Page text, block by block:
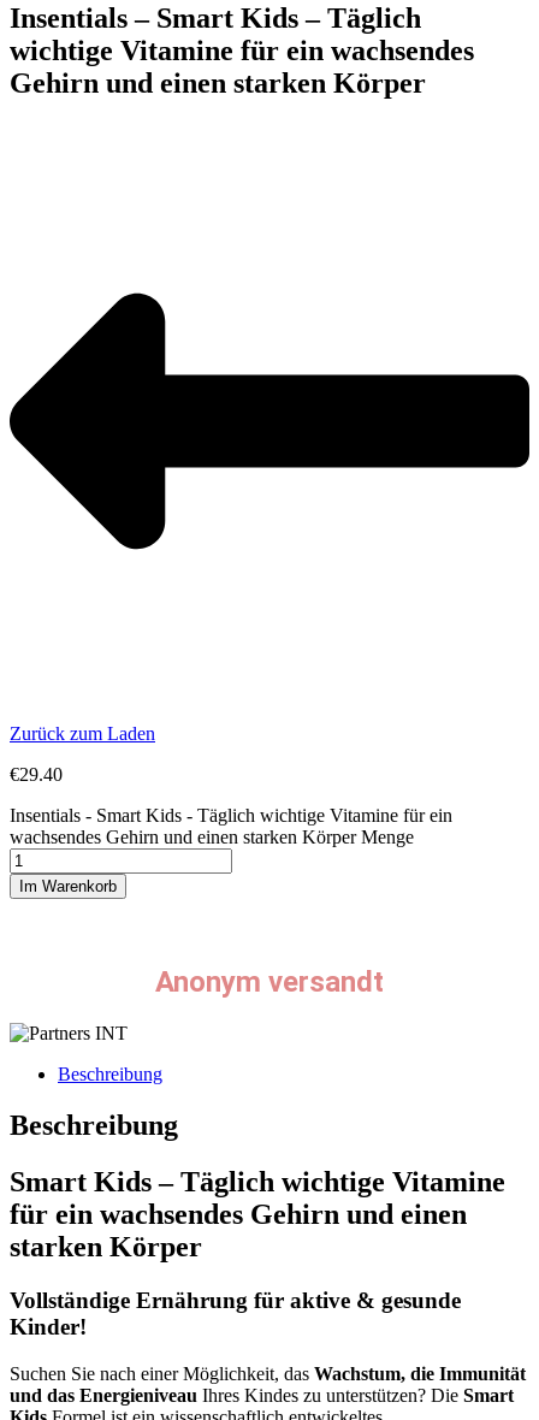
Insentials – Smart Kids – Täglich
wichtige Vitamine für ein wachsendes
Gehirn und einen starken Körper
Zurück zum Laden
€29.40
Insentials - Smart Kids - Täglich wichtige Vitamine für ein
wachsendes Gehirn und einen starken Körper Menge
Im Warenkorb
Anonym versandt
Beschreibung
Beschreibung
Smart Kids – Täglich wichtige Vitamine
für ein wachsendes Gehirn und einen
starken Körper
Vollständige Ernährung für aktive & gesunde
Kinder!
Suchen Sie nach einer Möglichkeit, das Wachstum, die Immunität
und das Energieniveau Ihres Kindes zu unterstützen? Die Smart